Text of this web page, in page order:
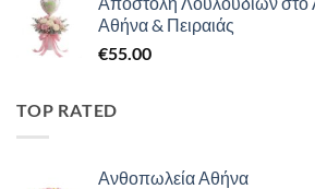
Αθήνα & Πειραιάς
€55.00
TOP RATED
Ανθοπωλεία Αθήνα